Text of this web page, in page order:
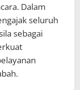
Dalam
seluruh
sebagai